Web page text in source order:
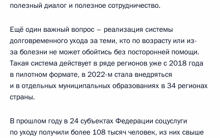
полезный диалог и полезное сотрудничество.
Ещё один важный вопрос – реализация системы
долговременного ухода за теми, кто по возрасту или из-
за болезни не может обойтись без посторонней помощи.
Такая система действует в ряде регионов уже с 2018 года
в пилотном формате, в 2022-м стала внедряться
и в отдельных муниципальных образованиях в 34 регионах
страны.
В прошлом году в 24 субъектах Федерации соцуслуги
по уходу получили более 108 тысяч человек, из них свыше